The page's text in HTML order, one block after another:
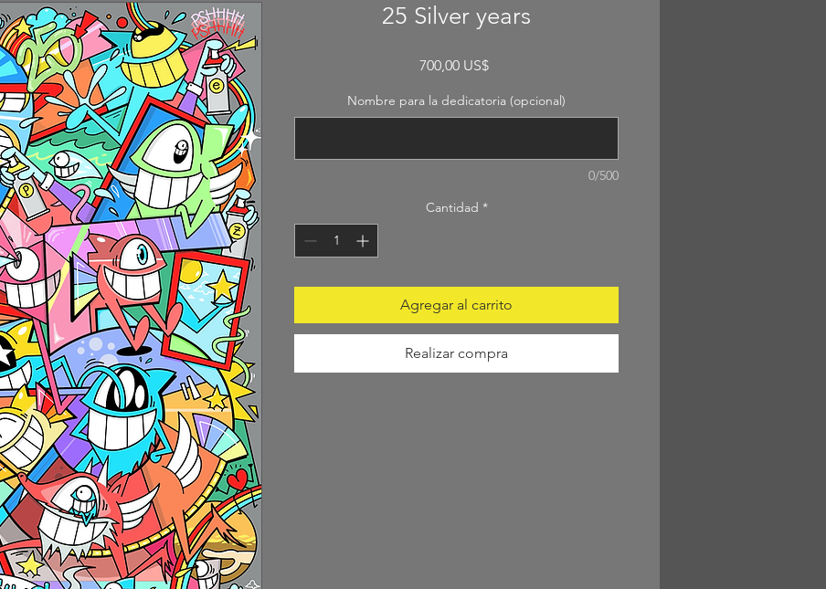
25 Silver years
700,00 US$Precio
Nombre para la dedicatoria (opcional)
0/500
Cantidad *
Agregar al carrito
Realizar compra